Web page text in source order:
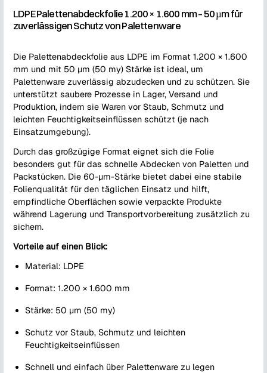
LDPE Palettenabdeckfolie 1.200 × 1.600 mm – 50 µm für
zuverlässigen Schutz von Palettenware
Die Palettenabdeckfolie aus LDPE im Format 1.200 × 1.600
mm und mit 50 µm (50 my) Stärke ist ideal, um
Palettenware zuverlässig abzudecken und zu schützen. Sie
unterstützt saubere Prozesse in Lager, Versand und
Produktion, indem sie Waren vor Staub, Schmutz und
leichten Feuchtigkeitseinflüssen schützt (je nach
Einsatzumgebung).
Durch das großzügige Format eignet sich die Folie
besonders gut für das schnelle Abdecken von Paletten und
Packstücken. Die 60-µm-Stärke bietet dabei eine stabile
Folienqualität für den täglichen Einsatz und hilft,
empfindliche Oberflächen sowie verpackte Produkte
während Lagerung und Transportvorbereitung zusätzlich zu
sichern.
Vorteile auf einen Blick:
Material: LDPE
Format: 1.200 × 1.600 mm
Stärke: 50 µm (50 my)
Schutz vor Staub, Schmutz und leichten
Feuchtigkeitseinflüssen
Schnell und einfach über Palettenware zu legen